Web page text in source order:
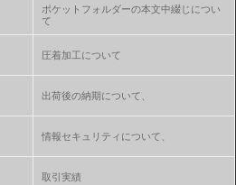
ポケットフォルダーの本文中綴じについ
て
圧着加工について
出荷後の納期について、
情報セキュリティについて、
取引実績